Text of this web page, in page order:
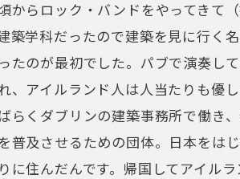
からロック・バンドをやってきて
築学科だったので建築を見に行く
たのが最初でした。パブで演奏し
、アイルランド人は人当たりも優
らくダブリンの建築事務所で働き
普及させるための団体。日本をは
に住んだんです。帰国してアイル